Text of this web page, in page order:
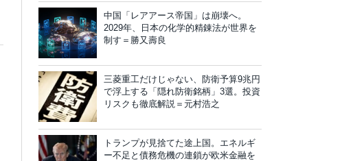
中国「レアアース帝国」は崩壊へ。
2029年、日本の化学的精錬法が世界を
制す＝勝又壽良
三菱重工だけじゃない、防衛予算9兆円
で浮上する「隠れ防衛銘柄」3選。投資
リスクも徹底解説＝元村浩之
トランプが見捨てた途上国。エネルギ
ー不足と債務危機の連鎖が欧米金融を